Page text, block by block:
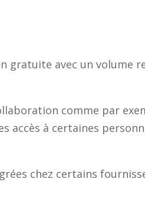
gratuite avec un volume
comme par
accès à certaines
chez certains